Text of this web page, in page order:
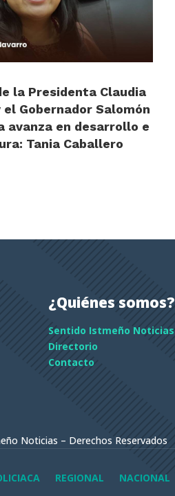
la Presidenta Claudia
el Gobernador Salomón
avanza en desarrollo e
Tania Caballero
¿Quiénes somos?
Sentido Istmeño Noticias
Directorio
Contacto
Noticias – Derechos Reservados
REGIONAL NACIONAL